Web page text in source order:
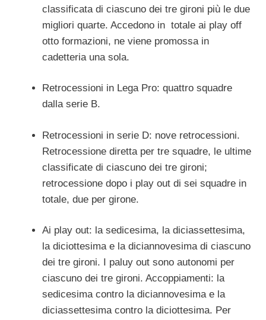
classificata di ciascuno dei tre gironi più le due
migliori quarte. Accedono in totale ai play off
otto formazioni, ne viene promossa in
cadetteria una sola.
Retrocessioni in Lega Pro: quattro squadre
dalla serie B.
Retrocessioni in serie D: nove retrocessioni.
Retrocessione diretta per tre squadre, le ultime
classificate di ciascuno dei tre gironi;
retrocessione dopo i play out di sei squadre in
totale, due per girone.
Ai play out: la sedicesima, la diciassettesima,
la diciottesima e la diciannovesima di ciascuno
dei tre gironi. I paluy out sono autonomi per
ciascuno dei tre gironi. Accoppiamenti: la
sedicesima contro la diciannovesima e la
diciassettesima contro la diciottesima. Per